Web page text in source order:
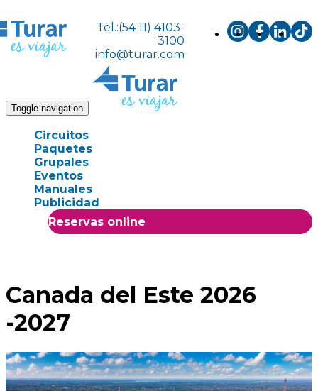
Tel.:(54 11) 4103-
3100
info@turar.com
Toggle navigation
Circuitos
Paquetes
Grupales
Eventos
Manuales
Publicidad
Reservas online
Canada del Este 2026
-2027